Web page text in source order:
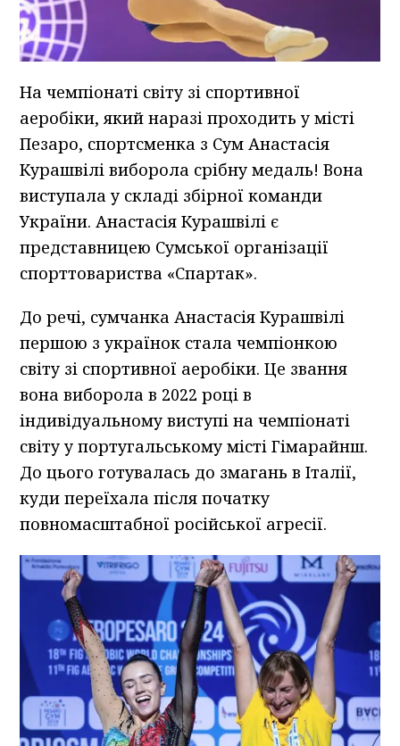
На чемпіонаті світу зі спортивної
аеробіки, який наразі проходить у місті
Пезаро, спортсменка з Сум Анастасія
Курашвілі виборола срібну медаль! Вона
виступала у складі збірної команди
України. Анастасія Курашвілі є
представницею Сумської організації
спорттовариства «Спартак».
До речі, сумчанка Анастасія Курашвілі
першою з українок стала чемпіонкою
світу зі спортивної аеробіки. Це звання
вона виборола в 2022 році в
індивідуальному виступі на чемпіонаті
світу у португальському місті Гімарайнш.
До цього готувалась до змагань в Італії,
куди переїхала після початку
повномасштабної російської агресії.